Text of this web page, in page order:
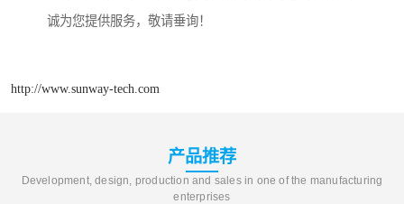
诚为您提供服务，敬请垂询！
http://www.sunway-tech.com
产品推荐
Development, design, production and sales in one of the manufacturing
enterprises